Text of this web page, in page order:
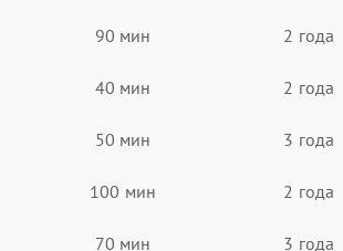
90 мин 2 года
40 мин 2 года
50 мин 3 года
100 мин 2 года
70 мин 3 года